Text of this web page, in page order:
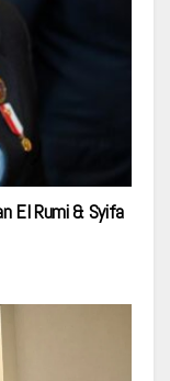
El Rumi & Syifa